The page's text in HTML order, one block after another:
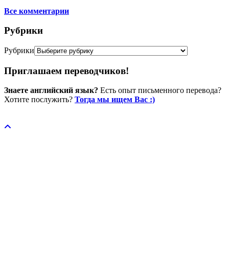
Все комментарии
Рубрики
Рубрики
Приглашаем переводчиков!
Знаете английский язык? Есть опыт письменного перевода?
Хотите послужить? Тогда мы ищем Вас :)